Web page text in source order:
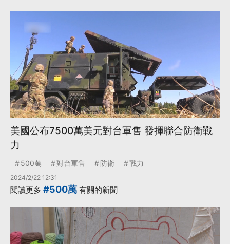
美國公布7500萬美元對台軍售 發揮聯合防衛戰
力
500萬 對台軍售 防衛 戰力
2024/2/22 12:31
閱讀更多 #500萬 有關的新聞